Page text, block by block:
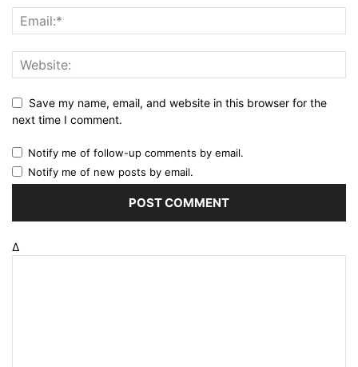
Save my name, email, and website in this browser for the
next time I comment.
Notify me of follow-up comments by email.
Notify me of new posts by email.
Δ